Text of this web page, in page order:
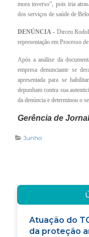
mora inverso”, pois iria
dos serviços de saúde de
DENÚNCIA - Dirceu
representação em Processo
Após a análise da
empresa denunciante se
apresentada para se
depunham contra sua
da denúncia e determinou o
Gerência de
Junho
Atuação do
da proteção